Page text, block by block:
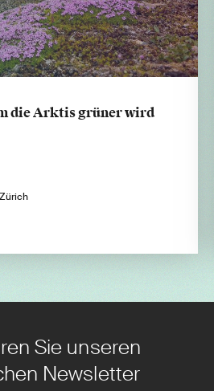
die Arktis grüner wird
Sie unseren
Newsletter